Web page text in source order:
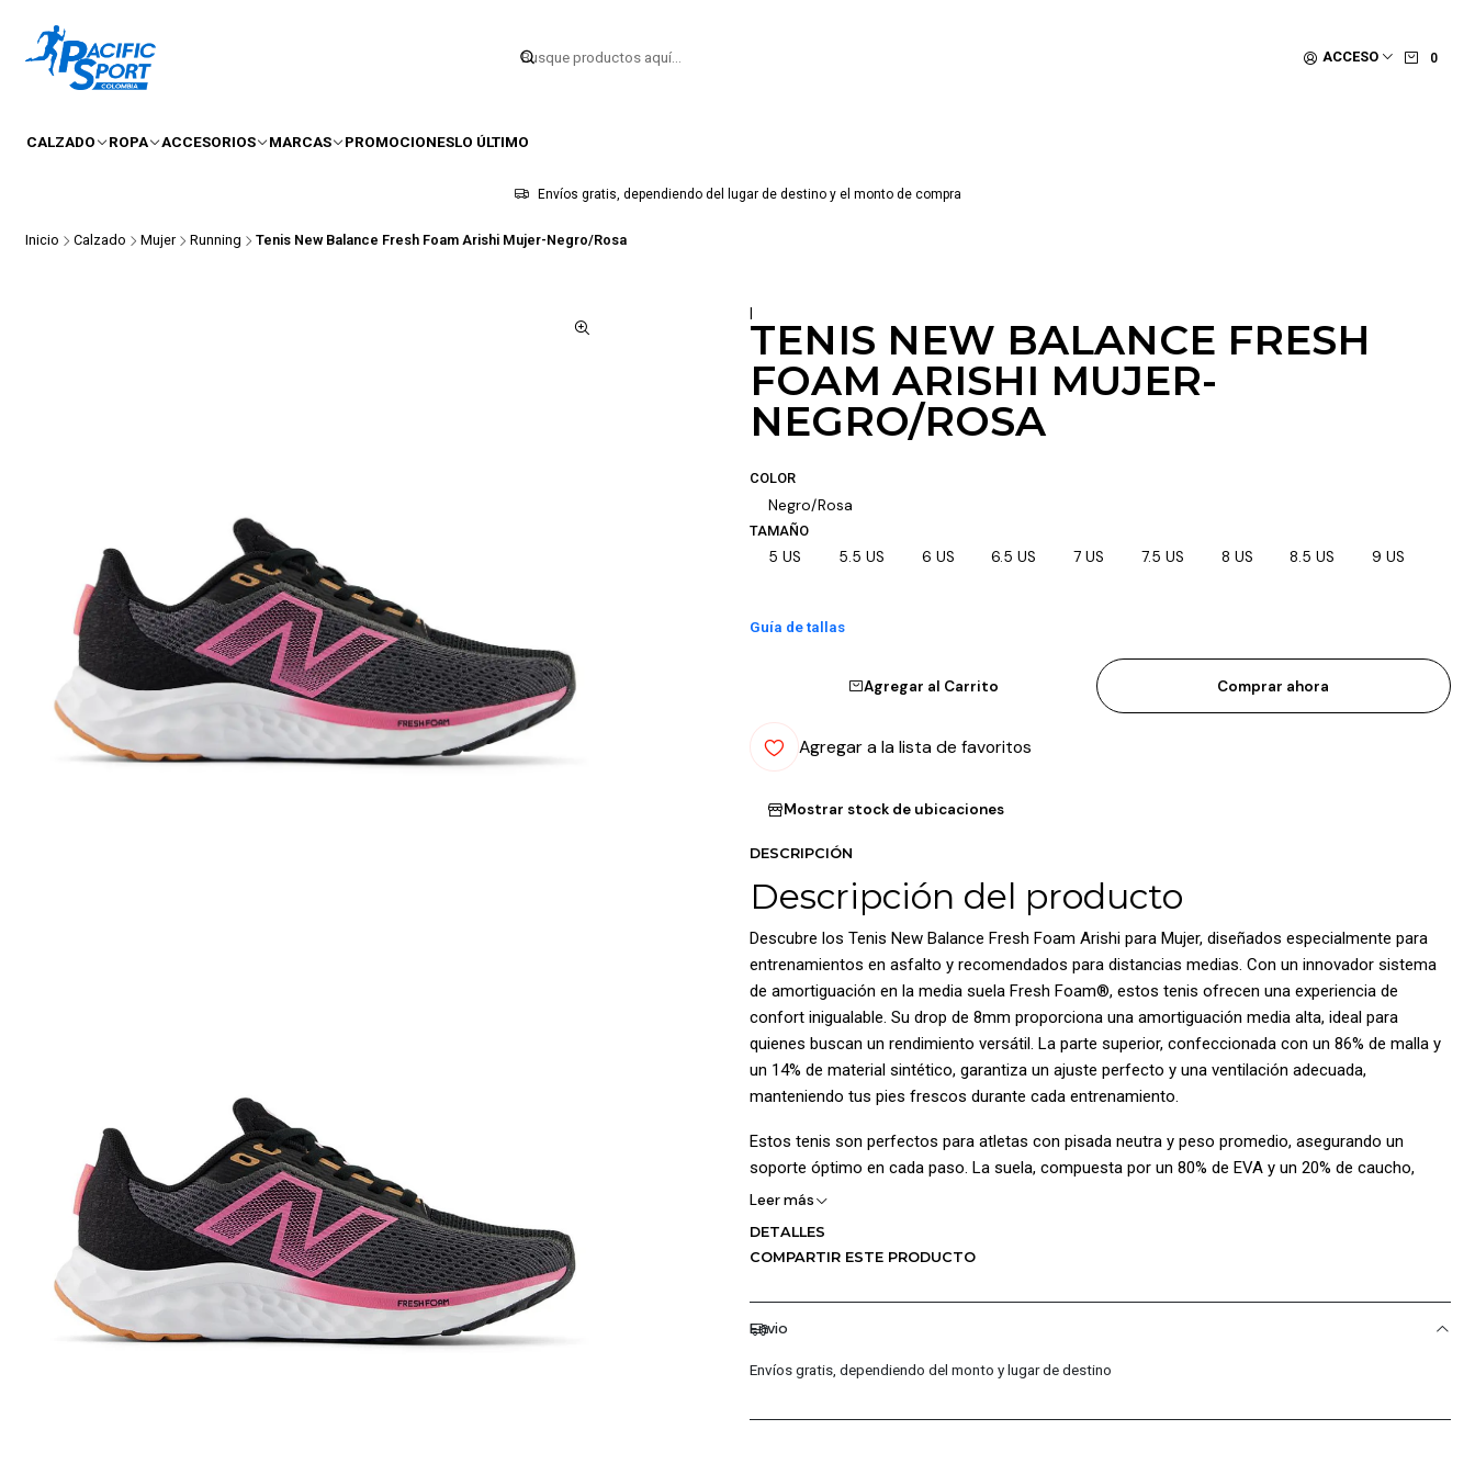
ACCESO 0
CALZADO ROPA ACCESORIOS MARCAS PROMOCIONESLO ÚLTIMO
Envíos gratis, dependiendo del lugar de destino y el monto de compra
Inicio Calzado Mujer Running Tenis New Balance Fresh Foam Arishi Mujer-Negro/Rosa
|
TENIS NEW BALANCE FRESH
FOAM ARISHI MUJER-
NEGRO/ROSA
COLOR
Negro/Rosa
TAMAÑO
5 US 5.5 US 6 US 6.5 US 7 US 7.5 US 8 US 8.5 US 9 US
Guía de tallas
Agregar al Carrito Comprar ahora
Agregar a la lista de favoritos
Mostrar stock de ubicaciones
DESCRIPCIÓN
Descripción del producto
Descubre los Tenis New Balance Fresh Foam Arishi para Mujer, diseñados especialmente para
entrenamientos en asfalto y recomendados para distancias medias. Con un innovador sistema
de amortiguación en la media suela Fresh Foam®, estos tenis ofrecen una experiencia de
confort inigualable. Su drop de 8mm proporciona una amortiguación media alta, ideal para
quienes buscan un rendimiento versátil. La parte superior, confeccionada con un 86% de malla y
un 14% de material sintético, garantiza un ajuste perfecto y una ventilación adecuada,
manteniendo tus pies frescos durante cada entrenamiento.
Estos tenis son perfectos para atletas con pisada neutra y peso promedio, asegurando un
soporte óptimo en cada paso. La suela, compuesta por un 80% de EVA y un 20% de caucho,
ofrece durabilidad y tracción en diversas superficies. Recuerda cuidar tus tenis evitando el lavado
Calidad Garantizada: En Pacific Sport Colombia, ofrecemos solo productos 100% originales,
asegurando autenticidad y excelencia en cada par de tenis.
permite ofrecerte las últimas tendencias y modelos exclusivos.
Leer más
DETALLES
COMPARTIR ESTE PRODUCTO
Envio
Envíos gratis, dependiendo del monto y lugar de destino